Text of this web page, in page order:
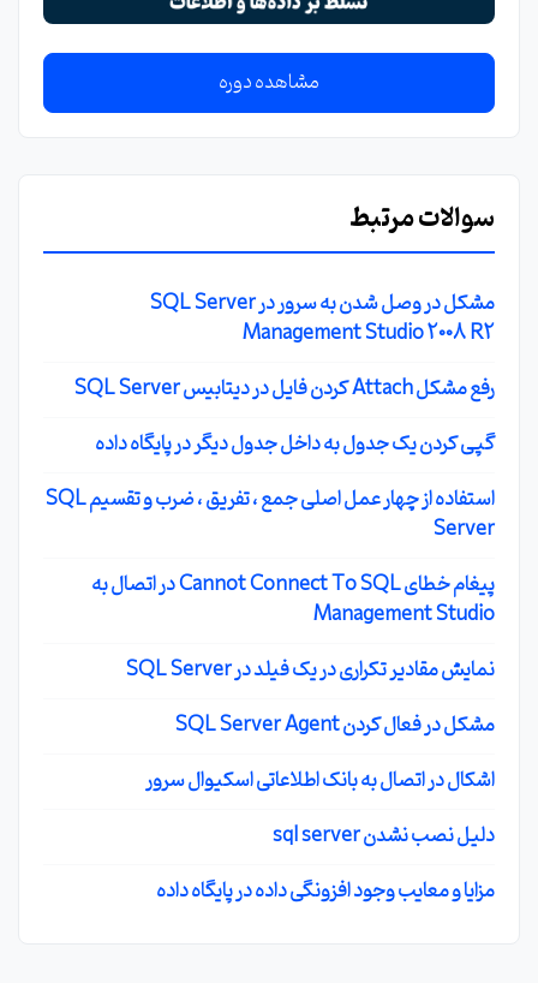
مشاهده دوره
سوالات مرتبط
مشکل در وصل شدن به سرور در SQL Server
Management Studio 2008 R2
رفع مشکل Attach کردن فایل در دیتابیس SQL Server
گپی کردن یک جدول به داخل جدول دیگر در پایگاه داده
استفاده از چهار عمل اصلی جمع ، تفریق ، ضرب و تقسیم SQL
Server
پیغام خطای Cannot Connect To SQL در اتصال به
Management Studio
نمایش مقادیر تکراری در یک فیلد در SQL Server
مشکل در فعال کردن SQL Server Agent
اشکال در اتصال به بانک اطلاعاتی اسکیوال سرور
دلیل نصب نشدن sql server
مزایا و معایب وجود افزونگی داده در پایگاه داده